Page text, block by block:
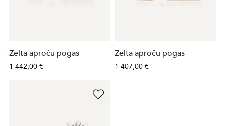
Zelta aproču pogas
1 442,00 €
Zelta aproču pogas
1 407,00 €